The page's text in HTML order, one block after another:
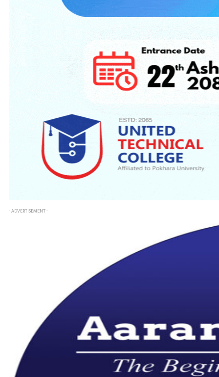
- ADVERTISEMENT -